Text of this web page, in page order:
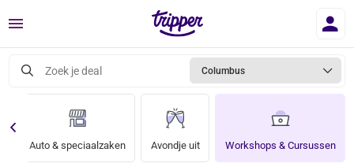
Menu
Zoek je deal Columbus
Auto & speciaalzaken Avondje uit Workshops & Cursussen